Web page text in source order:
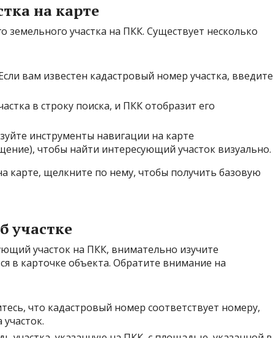
на карте
участка на ПКК. Существует несколько
вам известен кадастровый номер участка, введите
в строку поиска, и ПКК отобразит его
инструменты навигации на карте
чтобы найти интересующий участок визуально.
карте, щелкните по нему, чтобы получить базовую
участке
участок на ПКК, внимательно изучите
в карточке объекта. Обратите внимание на
что кадастровый номер соответствует номеру,